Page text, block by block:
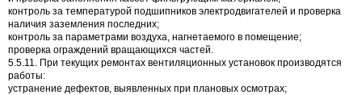
контроль за температурой подшипников электродвигателей и проверка
наличия заземления последних;
контроль за параметрами воздуха, нагнетаемого в помещение;
проверка ограждений вращающихся частей.
5.5.11. При текущих ремонтах вентиляционных установок производятся
работы:
устранение дефектов, выявленных при плановых осмотрах;